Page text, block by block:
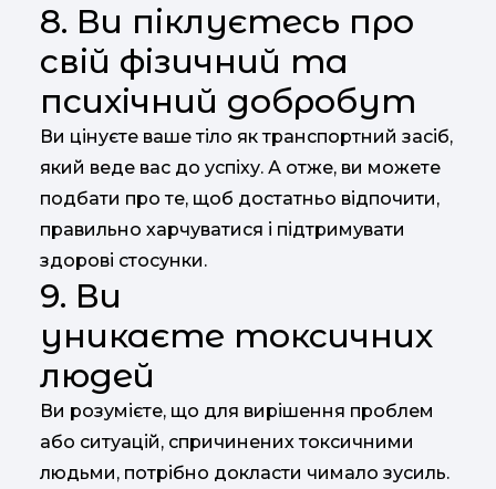
8. Ви піклуєтесь про
свій фізичний та
психічний добробут
Ви цінуєте ваше тіло як транспортний засіб,
який веде вас до успіху. А отже, ви можете
подбати про те, щоб достатньо відпочити,
правильно харчуватися і підтримувати
здорові стосунки.
9. Ви
уникаєте токсичних
людей
Ви розумієте, що для вирішення проблем
або ситуацій, спричинених токсичними
людьми, потрібно докласти чимало зусиль.